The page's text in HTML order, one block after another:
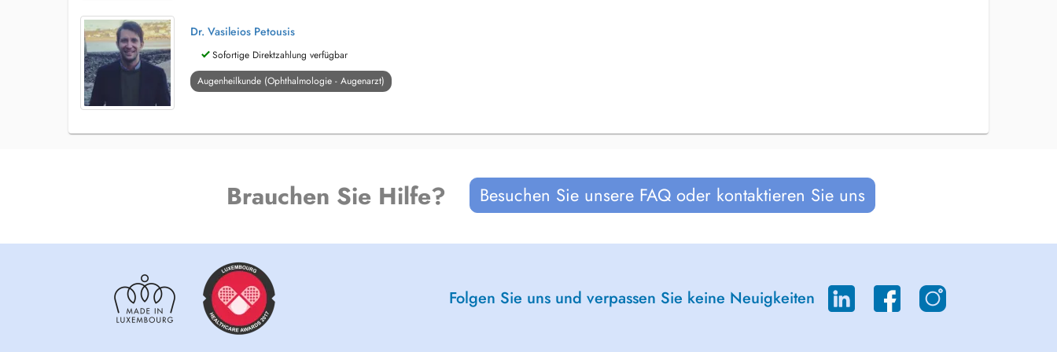
Dr. Vasileios Petousis
Sofortige Direktzahlung verfügbar
Augenheilkunde (Ophthalmologie - Augenarzt)
Brauchen Sie Hilfe? Besuchen Sie unsere FAQ oder kontaktieren Sie uns
Folgen Sie uns und verpassen Sie keine Neuigkeiten